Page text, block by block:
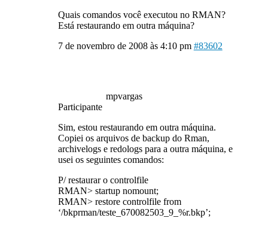
Quais comandos você executou no RMAN?
Está restaurando em outra máquina?
7 de novembro de 2008 às 4:10 pm #83602
mpvargas
Participante
Sim, estou restaurando em outra máquina.
Copiei os arquivos de backup do Rman,
archivelogs e redologs para a outra máquina, e
usei os seguintes comandos:
P/ restaurar o controlfile
RMAN> startup nomount;
RMAN> restore controlfile from
‘/bkprman/teste_670082503_9_%r.bkp’;